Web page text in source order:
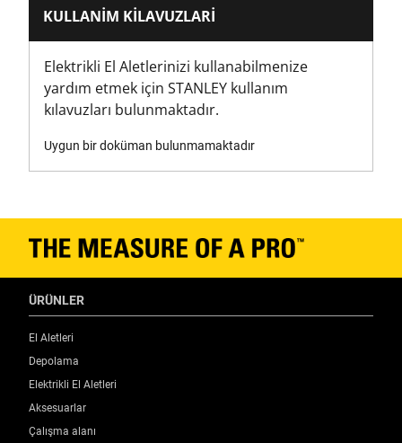
KULLANIM KILAVUZLARI
Elektrikli El Aletlerinizi kullanabilmenize
yardım etmek için STANLEY kullanım
kılavuzları bulunmaktadır.
Uygun bir doküman bulunmamaktadır
ÜRÜNLER
El Aletleri
Depolama
Elektrikli El Aletleri
Aksesuarlar
Çalışma alanı